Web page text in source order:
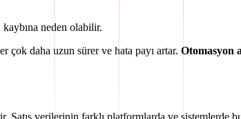
kaybına neden olabilir.
çok daha uzun sürer ve hata payı artar. Otomasyon
Satış verilerinin farklı platformlarda ve sistemlerde